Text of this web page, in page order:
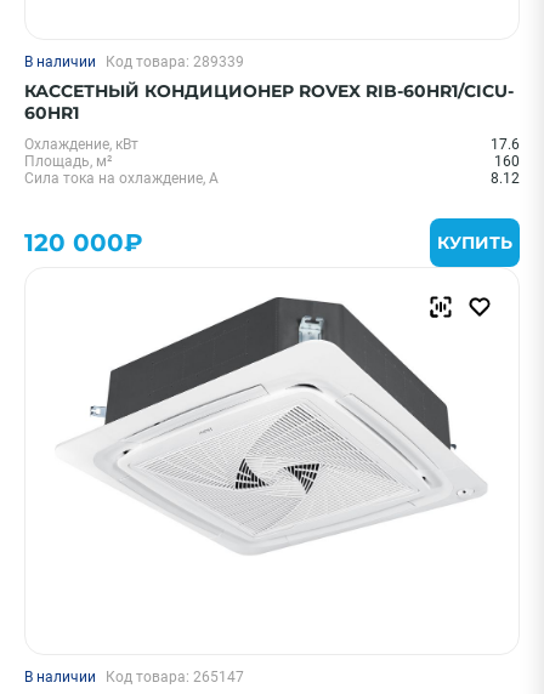
В наличии Код товара: 289339
КАССЕТНЫЙ КОНДИЦИОНЕР ROVEX RIB-60HR1/CICU-
60HR1
Охлаждение, кВт
17.6
Площадь, м²
160
Сила тока на охлаждение, А
8.12
120 000₽ КУПИТЬ
В наличии Код товара: 265147